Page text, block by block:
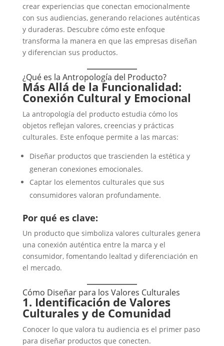
crear experiencias que conectan emocionalmente
con sus audiencias, generando relaciones auténticas
y duraderas. Descubre cómo este enfoque
transforma la manera en que las empresas diseñan
y diferencian sus productos.
¿Qué es la Antropología del Producto?
Más Allá de la Funcionalidad:
Conexión Cultural y Emocional
La antropología del producto estudia cómo los
objetos reflejan valores, creencias y prácticas
culturales. Este enfoque permite a las marcas:
Diseñar productos que trascienden la estética y
generan conexiones emocionales.
Captar los elementos culturales que sus
consumidores valoran profundamente.
Por qué es clave:
Un producto que simboliza valores culturales genera
una conexión auténtica entre la marca y el
consumidor, fomentando lealtad y diferenciación en
el mercado.
Cómo Diseñar para los Valores Culturales
1. Identificación de Valores
Culturales y de Comunidad
Conocer lo que valora tu audiencia es el primer paso
para diseñar productos que conecten.